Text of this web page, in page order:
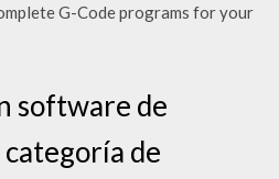
G-Code programs for your
software de
de